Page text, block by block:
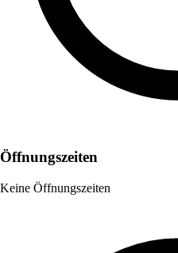
Öffnungszeiten
Keine Öffnungszeiten